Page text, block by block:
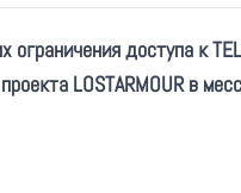
доступа к
LOSTARMOUR в